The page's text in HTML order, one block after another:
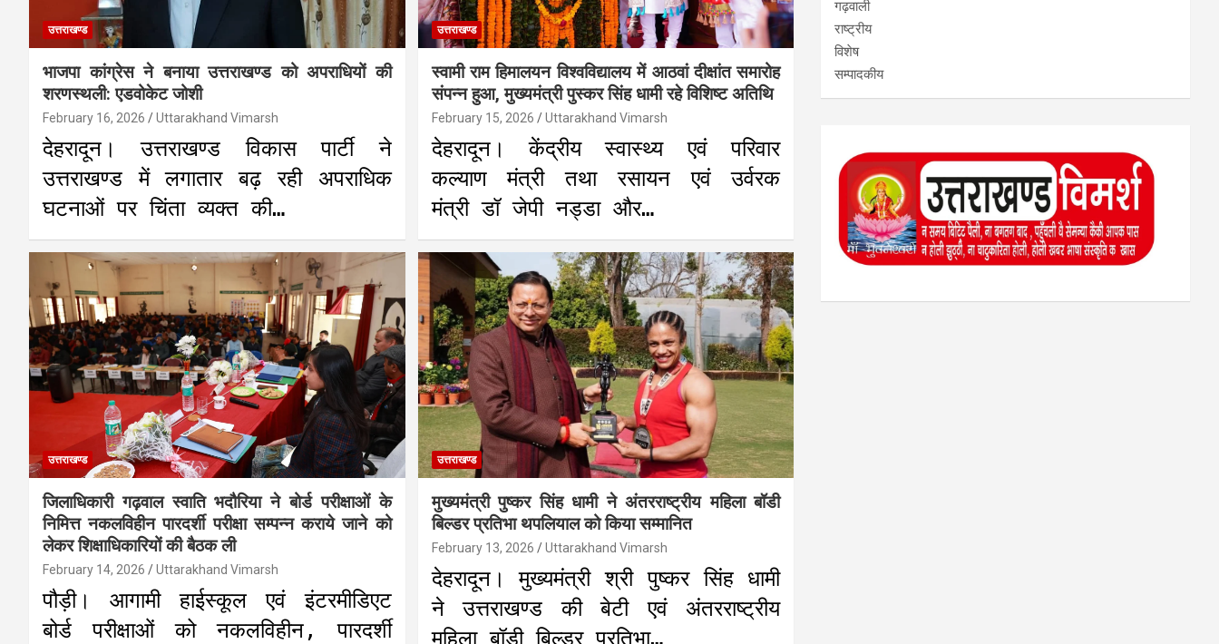
उत्तराखण्ड
भाजपा कांग्रेस ने बनाया उत्तराखण्ड को अपराधियों की
शरणस्थली: एडवोकेट जोशी
February 16, 2026 Uttarakhand Vimarsh
देहरादून। उत्तराखण्ड विकास पार्टी ने
उत्तराखण्ड में लगातार बढ़ रही अपराधिक
घटनाओं पर चिंता व्यक्त की…
उत्तराखण्ड
स्वामी राम हिमालयन विश्वविद्यालय में आठवां दीक्षांत समारोह
संपन्न हुआ, मुख्यमंत्री पुस्कर सिंह धामी रहे विशिष्ट अतिथि
February 15, 2026 Uttarakhand Vimarsh
देहरादून। केंद्रीय स्वास्थ्य एवं परिवार
कल्याण मंत्री तथा रसायन एवं उर्वरक
मंत्री डॉ जेपी नड्डा और…
उत्तराखण्ड
जिलाधिकारी गढ़वाल स्वाति भदौरिया ने बोर्ड परीक्षाओं के
निमित्त नकलविहीन पारदर्शी परीक्षा सम्पन्न कराये जाने को
लेकर शिक्षाधिकारियों की बैठक ली
February 14, 2026 Uttarakhand Vimarsh
पौड़ी। आगामी हाईस्कूल एवं इंटरमीडिएट
बोर्ड परीक्षाओं को नकलविहीन, पारदर्शी
उत्तराखण्ड
मुख्यमंत्री पुष्कर सिंह धामी ने अंतरराष्ट्रीय महिला बॉडी
बिल्डर प्रतिभा थपलियाल को किया सम्मानित
February 13, 2026 Uttarakhand Vimarsh
देहरादून। मुख्यमंत्री श्री पुष्कर सिंह धामी
ने उत्तराखण्ड की बेटी एवं अंतरराष्ट्रीय
महिला बॉडी बिल्डर प्रतिभा…
गढ़वाली
राष्ट्रीय
विशेष
सम्पादकीय